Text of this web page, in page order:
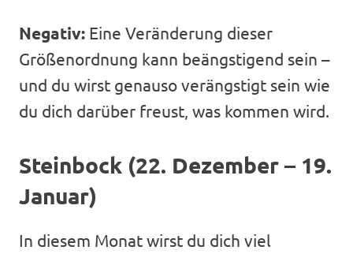
Negativ: Eine Veränderung dieser
Größenordnung kann beängstigend sein –
und du wirst genauso verängstigt sein wie
du dich darüber freust, was kommen wird.
Steinbock (22. Dezember – 19.
Januar)
In diesem Monat wirst du dich viel